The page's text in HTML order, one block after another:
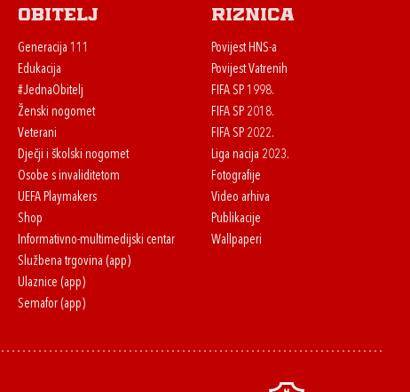
Obitelj
Generacija 111
Edukacija
#JednaObitelj
Ženski nogomet
Veterani
Dječji i školski nogomet
Osobe s invaliditetom
UEFA Playmakers
Shop
Informativno-multimedijski centar
Službena trgovina (app)
Ulaznice (app)
Semafor (app)
Riznica
Povijest HNS-a
Povijest Vatrenih
FIFA SP 1998.
FIFA SP 2018.
FIFA SP 2022.
Liga nacija 2023.
Fotografije
Video arhiva
Publikacije
Wallpaperi